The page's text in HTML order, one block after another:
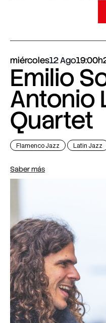
miércoles12 Ago19:00h
Emilio
Antonio
Quartet
Flamenco Jazz Latin Jazz
Saber más